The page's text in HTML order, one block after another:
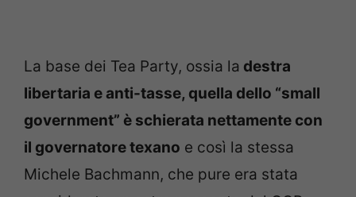
La base dei Tea Party, ossia la destra
libertaria e anti-tasse, quella dello “small
government” è schierata nettamente con
il governatore texano e così la stessa
Michele Bachmann, che pure era stata